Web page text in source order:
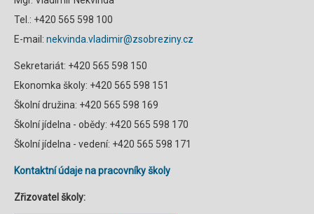
Tel.: +420 565 598 100
E-mail: nekvinda.vladimir@zsobreziny.cz
Sekretariát: +420 565 598 150
Ekonomka školy: +420 565 598 151
Školní družina: +420 565 598 169
Školní jídelna - obědy: +420 565 598 170
Školní jídelna - vedení: +420 565 598 171
Kontaktní údaje na pracovníky školy
Zřizovatel školy: